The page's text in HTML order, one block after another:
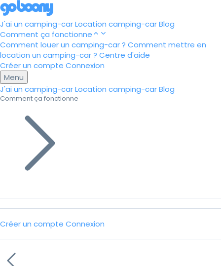
J'ai un camping-carLocation camping-carBlog
Comment ça fonctionne
Comment louer un camping-car ? Comment mettre en
location un camping-car ? Centre d'aide
Créer un compte Connexion
Menu
J'ai un camping-carLocation camping-carBlog
Comment ça fonctionne
Créer un compte Connexion